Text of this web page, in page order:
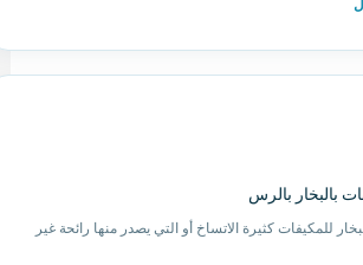
بالبخار بالرس
للمكيفات كثيرة الاتساخ أو التي يصدر منها رائحة غير